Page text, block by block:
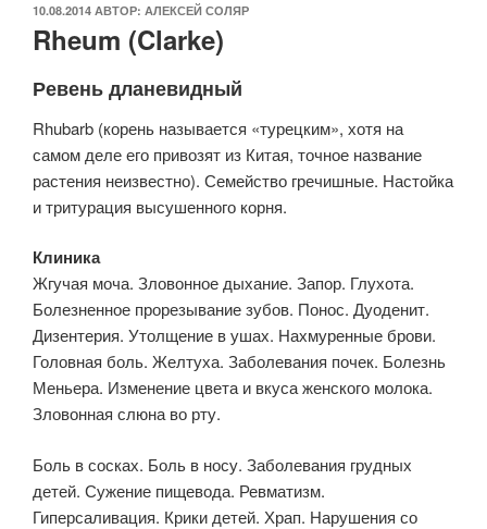
ОПУБЛИКОВАНО
10.08.2014 АВТОР: АЛЕКСЕЙ СОЛЯР
Rheum (Clarke)
Ревень дланевидный
Rhubarb (корень называется «турецким», хотя на
самом деле его привозят из Китая, точное название
растения неизвестно). Семейство гречишные. Настойка
и тритурация высушенного корня.
Клиника
Жгучая моча. Зловонное дыхание. Запор. Глухота.
Болезненное прорезывание зубов. Понос. Дуоденит.
Дизентерия. Утолщение в ушах. Нахмуренные брови.
Головная боль. Желтуха. Заболевания почек. Болезнь
Меньера. Изменение цвета и вкуса женского молока.
Зловонная слюна во рту.
Боль в сосках. Боль в носу. Заболевания грудных
детей. Сужение пищевода. Ревматизм.
Гиперсаливация. Крики детей. Храп. Нарушения со